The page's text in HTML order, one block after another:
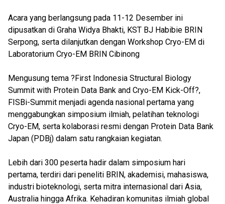
Acara yang berlangsung pada 11-12 Desember ini
dipusatkan di Graha Widya Bhakti, KST BJ Habibie BRIN
Serpong, serta dilanjutkan dengan Workshop Cryo-EM di
Laboratorium Cryo-EM BRIN Cibinong
Mengusung tema ?First Indonesia Structural Biology
Summit with Protein Data Bank and Cryo-EM Kick-Off?,
FISBi-Summit menjadi agenda nasional pertama yang
menggabungkan simposium ilmiah, pelatihan teknologi
Cryo-EM, serta kolaborasi resmi dengan Protein Data Bank
Japan (PDBj) dalam satu rangkaian kegiatan.
Lebih dari 300 peserta hadir dalam simposium hari
pertama, terdiri dari peneliti BRIN, akademisi, mahasiswa,
industri bioteknologi, serta mitra internasional dari Asia,
Australia hingga Afrika. Kehadiran komunitas ilmiah global